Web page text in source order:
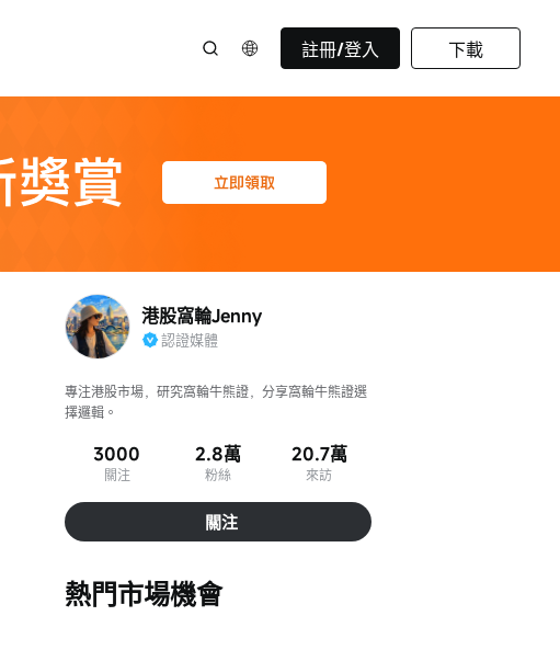
註冊/登入 下載
港股窩輪Jenny
認證媒體
專注港股市場，研究窩輪牛熊證，分享窩輪牛熊證選
擇邏輯。
3000
關注
2.8萬
粉絲
20.7萬
來訪
關注
熱門市場機會